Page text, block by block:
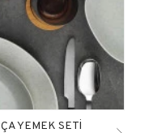
YEMEK SETİ